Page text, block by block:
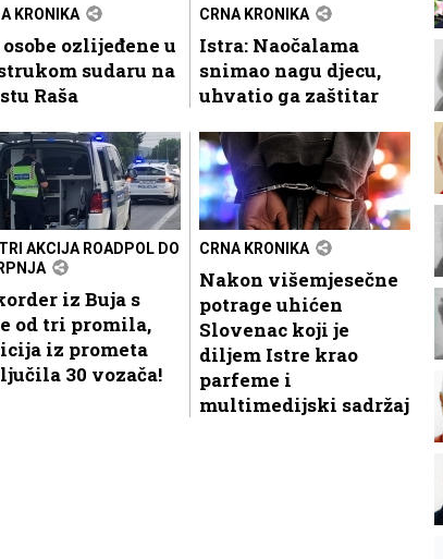
KRONIKA
ozlijeđene u
sudaru na
Raša
CRNA KRONIKA
Istra: Naočalama
snimao nagu djecu,
uhvatio ga zaštitar
AKCIJA ROADPOL DO
iz Buja s
od tri promila,
iz prometa
30 vozača!
CRNA KRONIKA
Nakon višemjesečne
potrage uhićen
Slovenac koji je
diljem Istre krao
parfeme i
multimedijski sadržaj